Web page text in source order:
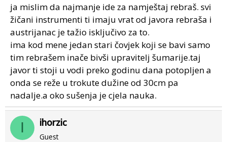
ja mislim da najmanje ide za namještaj rebraš. svi
žičani instrumenti ti imaju vrat od javora rebraša i
austrijanac je tažio isključivo za to.
ima kod mene jedan stari čovjek koji se bavi samo
tim rebrašem inače bivši upravitelj šumarije.taj
javor ti stoji u vodi preko godinu dana potopljen a
onda se reže u trokute dužine od 30cm pa
nadalje.a oko sušenja je cjela nauka.
I ihorzic
Guest